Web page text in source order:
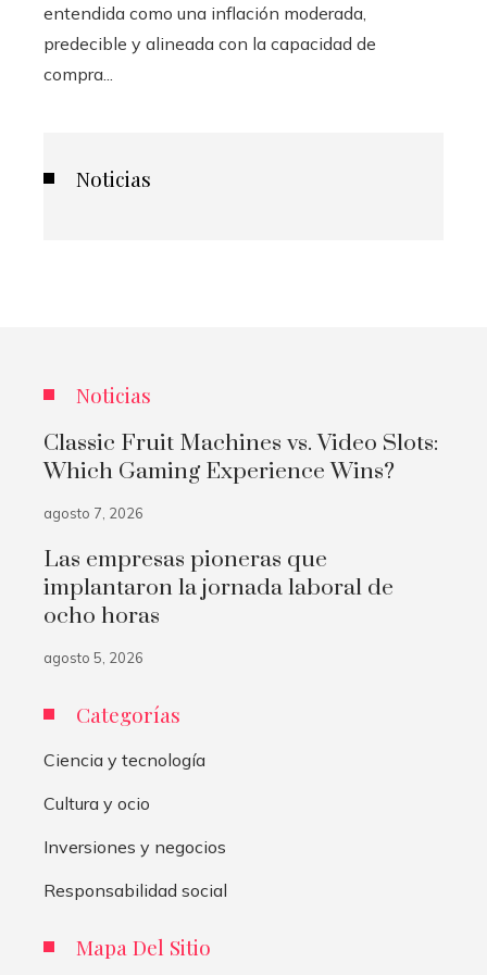
entendida como una inflación moderada,
predecible y alineada con la capacidad de
compra...
Noticias
Noticias
Classic Fruit Machines vs. Video Slots:
Which Gaming Experience Wins?
agosto 7, 2026
Las empresas pioneras que
implantaron la jornada laboral de
ocho horas
agosto 5, 2026
Categorías
Ciencia y tecnología
Cultura y ocio
Inversiones y negocios
Responsabilidad social
Mapa Del Sitio